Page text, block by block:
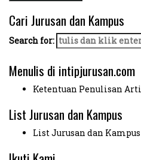
Cari Jurusan dan Kampus
Search for:
Menulis di intipjurusan.com
Ketentuan Penulisan
List Jurusan dan Kampus
List Jurusan dan Kampus